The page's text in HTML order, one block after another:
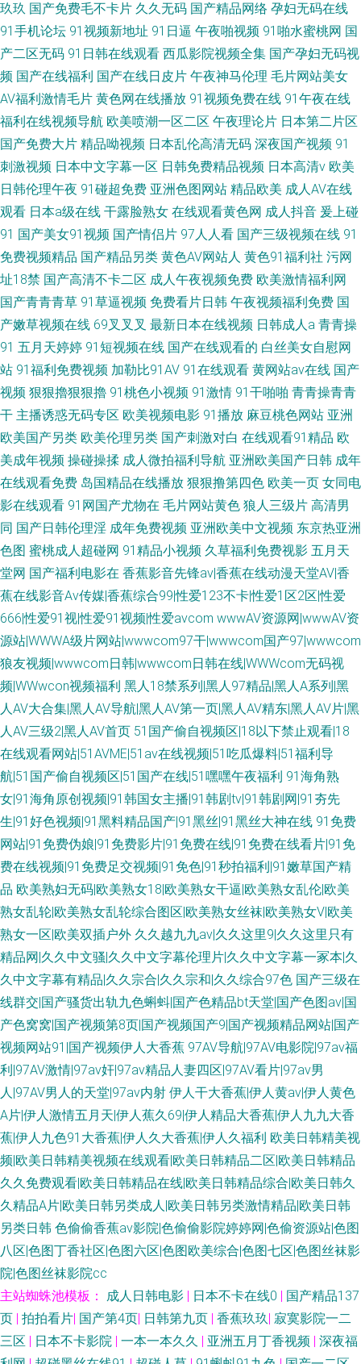
玖玖 国产免费毛不卡片 久久无码 国产精品网络 孕妇无码在线
91手机论坛 91视频新地址 91日逼 午夜啪视频 91啪水蜜桃网 国
产二区无码 91日韩在线观看 西瓜影院视频全集 国产孕妇无码视
频 国产在线福利 国产在线日皮片 午夜神马伦理 毛片网站美女
AV福利激情毛片 黄色网在线播放 91视频免费在线 91午夜在线
福利在线视频导航 欧美喷潮一区二区 午夜理论片 日本第二片区
国产免费大片 精品呦视频 日本乱伦高清无码 深夜国产视频 91
刺激视频 日本中文字幕一区 日韩免费精品视频 日本高清v 欧美
日韩伦理午夜 91碰超免费 亚洲色图网站 精品欧美 成人AV在线
观看 日本a级在线 干露脸熟女 在线观看黄色网 成人抖音 爰上碰
91 国产美女91视频 国产情侣片 97人人看 国产三级视频在线 91
免费视频精品 国产精品另类 黄色AV网站人 黄色91福利社 污网
址18禁 国产高清不卡二区 成人午夜视频免费 欧美激情福利网
国产青青青草 91草逼视频 免费看片日韩 午夜视频福利免费 国
产嫩草视频在线 69叉叉叉 最新日本在线视频 日韩成人a 青青操
91 五月天婷婷 91短视频在线 国产在线观看的 白丝美女自慰网
站 91福利免费视频 加勒比91AV 91在线观看 黄网站av在线 国产
视频 狠狠擼狠狠擼 91桃色小视频 91激情 91干啪啪 青青操青青
干 主播诱惑无码专区 欧美视频电影 91播放 麻豆桃色网站 亚洲
欧美国产另类 欧美伦理另类 国产刺激对白 在线观看91精品 欧
美成年视频 操碰操揉 成人微拍福利导航 亚洲欧美国产日韩 成年
在线观看免费 岛国精品在线播放 狠狠撸第四色 欧美一页 女同电
影在线观看 91网国产尤物在 毛片网站黄色 狼人三级片 高清男
同 国产日韩伦理淫 成年免费视频 亚洲欧美中文视频 东京热亚洲
色图 蜜桃成人超碰网 91精品小视频 久草福利免费视影 五月天
堂网 国产福利电影在 香蕉影音先锋av|香蕉在线动漫天堂AV|香
蕉在线影音Av传媒|香蕉综合99|性爱123不卡|性爱1区2区|性爱
666|性爱91视|性爱91视频|性爱avcom wwwAV资源网|wwwAV资
源站|WWWA级片网站|wwwcom97干|wwwcom国产97|wwwcom
狼友视频|wwwcom日韩|wwwcom日韩在线|WWWcom无码视
频|WWwcon视频福利 黑人18禁系列|黑人97精品|黑人A系列|黑
人AV大合集|黑人AV导航|黑人AV第一页|黑人AV精东|黑人AV片|黑
人AV三级2|黑人AV首页 51国产偷自视频区|18以下禁止观看|18
在线观看网站|51AVME|51av在线视频|51吃瓜爆料|51福利导
航|51国产偷自视频区|51国产在线|51嘿嘿午夜福利 91海角熟
女|91海角原创视频|91韩国女主播|91韩剧tv|91韩剧网|91夯先
生|91好色视频|91黑料精品国产|91黑丝|91黑丝大神在线 91免费
网站|91免费伪娘|91免费影片|91免费在线|91免费在线看片|91免
费在线视频|91免费足交视频|91免色|91秒拍福利|91嫩草国产精
品 欧美熟妇无码|欧美熟女18|欧美熟女干逼|欧美熟女乱伦|欧美
熟女乱轮|欧美熟女乱轮综合图区|欧美熟女丝袜|欧美熟女V|欧美
熟女一区|欧美双插户外 久久越九九av|久久这里9|久久这里只有
精品网|久久中文骚|久久中文字幕伦理片|久久中文字幕一冢本|久
久中文字幕有精品|久久宗合|久久宗和|久久综合97色 国产三级在
线群交|国产骚货出轨九色蝌蚪|国产色精品bt天堂|国产色图av|国
产色窝窝|国产视频第8页|国产视频国产9|国产视频精品网站|国产
视频网站91|国产视频伊人大香蕉 97AV导航|97AV电影院|97av福
利|97AV激情|97av奸|97av精品人妻四区|97AV看片|97av男
人|97AV男人的天堂|97av内射 伊人干大香蕉|伊人黄av|伊人黄色
A片|伊人激情五月天|伊人蕉久69|伊人精品大香蕉|伊人九九大香
蕉|伊人九色91大香蕉|伊人久大香蕉|伊人久福利 欧美日韩精美视
频|欧美日韩精美视频在线观看|欧美日韩精品二区|欧美日韩精品
久久免费观看|欧美日韩精品在线|欧美日韩精品综合|欧美日韩久
久精品A片|欧美日韩另类成人|欧美日韩另类激情精品|欧美日韩
另类日韩 色偷偷香蕉av影院|色偷偷影院婷婷网|色偷资源站|色图
八区|色图丁香社区|色图六区|色图欧美综合|色图七区|色图丝袜影
院|色图丝袜影院cc
主站蜘蛛池模板： 成人日韩电影 | 日本不卡在线0 | 国产精品137
页 | 拍拍看片| 国产第4页| 日韩第九页 | 香蕉玖玖| 寂寞影院一二
三区 | 日本不卡影院 | 一本一本久久 | 亚洲五月丁香视频 | 深夜福